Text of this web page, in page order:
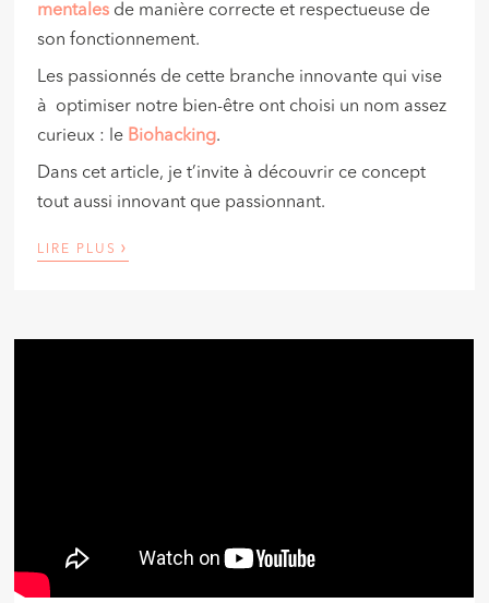
mentales de manière correcte et respectueuse de
son fonctionnement.
Les passionnés de cette branche innovante qui vise
à optimiser notre bien-être ont choisi un nom assez
curieux : le Biohacking.
Dans cet article, je t’invite à découvrir ce concept
tout aussi innovant que passionnant.
LIRE PLUS ›